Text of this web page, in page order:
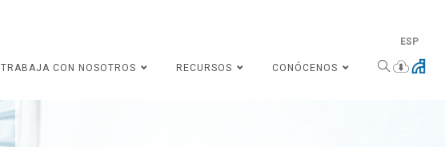
ESP
TRABAJA CON NOSOTROS RECURSOS CONÓCENOS